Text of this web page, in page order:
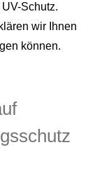
Schutz.
wir Ihnen
können.